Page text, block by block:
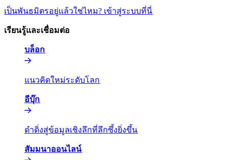
เป็นพันธมิตรอยู่แล้วใช่ไหม? เข้าสู่ระบบที่นี่​​
เรียนรู้และเชื่อมต่อ​​
บล็อก​​
แนวคิดใหม่ระดับโลก​​
อีบุ๊ก​​
ดำดิ่งสู่ข้อมูลเชิงลึกที่ลึกซึ้งยิ่งขึ้น​​
สัมมนาออนไลน์​​